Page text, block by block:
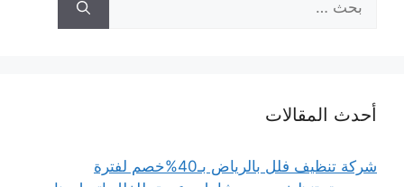
عن:
أحدث المقالات
شركة تنظيف فلل بالرياض بـ40%خصم لفترة